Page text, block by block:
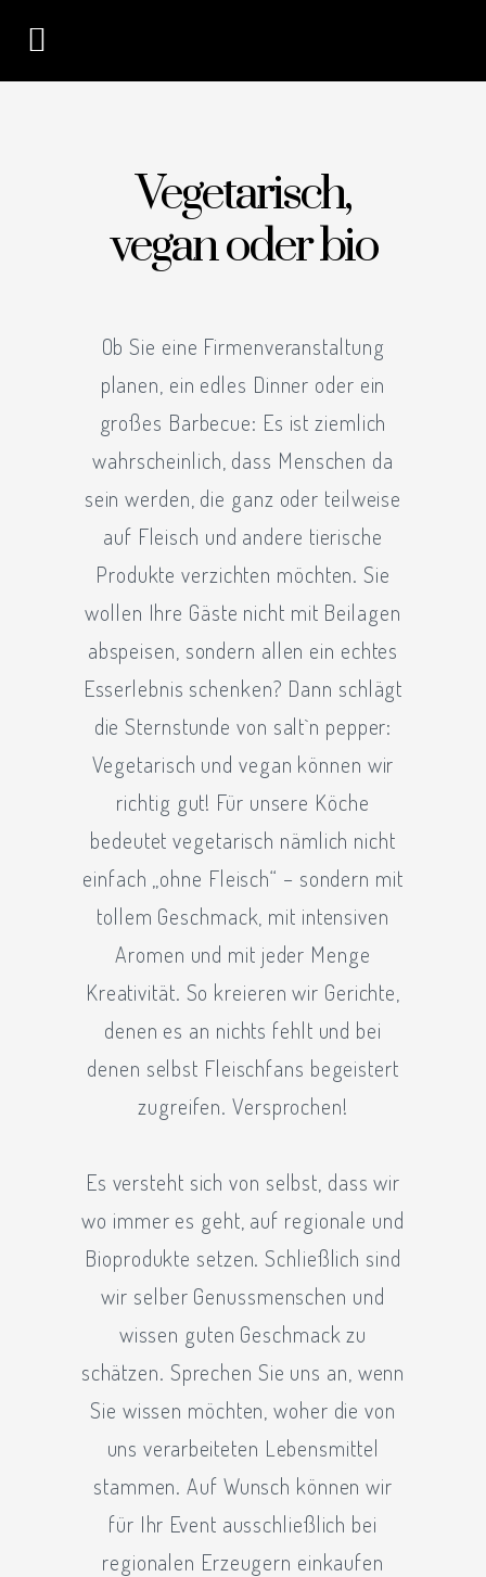
Vegetarisch,
vegan oder bio
Ob Sie eine Firmenveranstaltung
planen, ein edles Dinner oder ein
großes Barbecue: Es ist ziemlich
wahrscheinlich, dass Menschen da
sein werden, die ganz oder teilweise
auf Fleisch und andere tierische
Produkte verzichten möchten. Sie
wollen Ihre Gäste nicht mit Beilagen
abspeisen, sondern allen ein echtes
Esserlebnis schenken? Dann schlägt
die Sternstunde von salt`n pepper:
Vegetarisch und vegan können wir
richtig gut! Für unsere Köche
bedeutet vegetarisch nämlich nicht
einfach „ohne Fleisch“ – sondern mit
tollem Geschmack, mit intensiven
Aromen und mit jeder Menge
Kreativität. So kreieren wir Gerichte,
denen es an nichts fehlt und bei
denen selbst Fleischfans begeistert
zugreifen. Versprochen!
Es versteht sich von selbst, dass wir
wo immer es geht, auf regionale und
Bioprodukte setzen. Schließlich sind
wir selber Genussmenschen und
wissen guten Geschmack zu
schätzen. Sprechen Sie uns an, wenn
Sie wissen möchten, woher die von
uns verarbeiteten Lebensmittel
stammen. Auf Wunsch können wir
für Ihr Event ausschließlich bei
regionalen Erzeugern einkaufen